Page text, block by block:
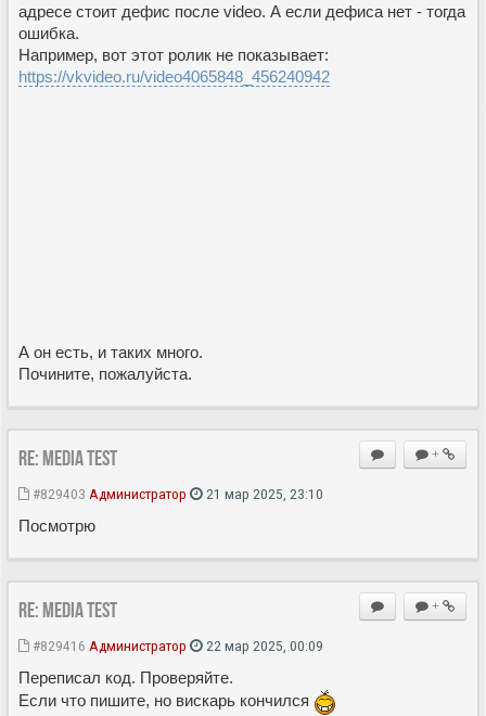
адресе стоит дефис после video. А если дефиса нет - тогда
ошибка.
Например, вот этот ролик не показывает:
https://vkvideo.ru/video4065848_456240942
А он есть, и таких много.
Почините, пожалуйста.
+
Re: MEDIA Test
#829403 Администратор 21 мар 2025, 23:10
Посмотрю
+
Re: MEDIA Test
#829416 Администратор 22 мар 2025, 00:09
Переписал код. Проверяйте.
Если что пишите, но вискарь кончился